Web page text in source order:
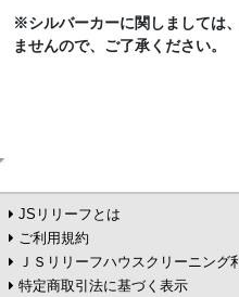
※シルバーカーに関しましては
ませんので、ご了承ください。
JSリリーフとは
ご利用規約
ＪＳリリーフハウスクリーニング
特定商取引法に基づく表示